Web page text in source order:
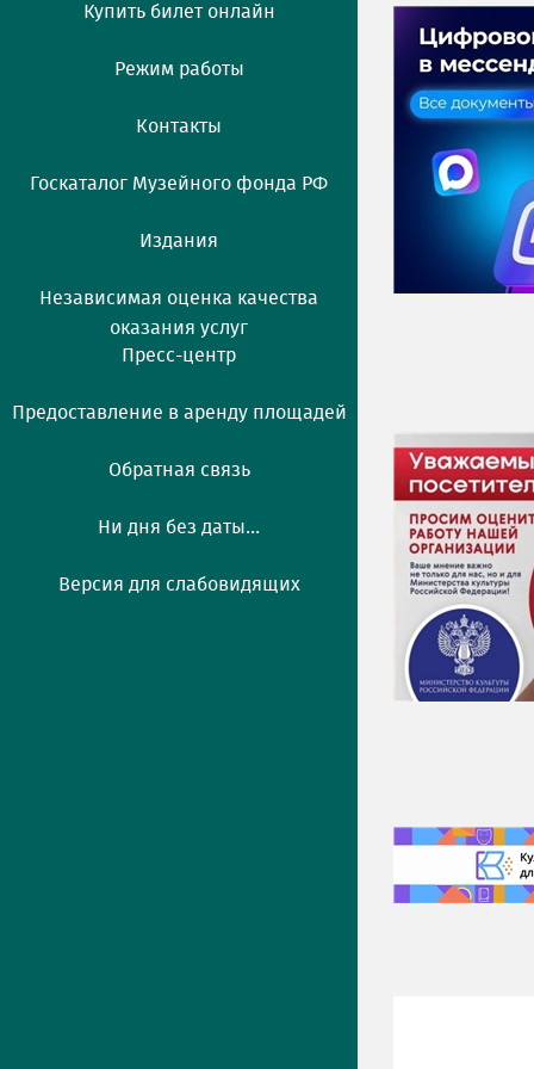
Купить билет онлайн
Режим работы
Контакты
Госкаталог Музейного фонда РФ
Издания
Независимая оценка качества
оказания услуг
Пресс-центр
Предоставление в аренду площадей
Обратная связь
Ни дня без даты...
Версия для слабовидящих